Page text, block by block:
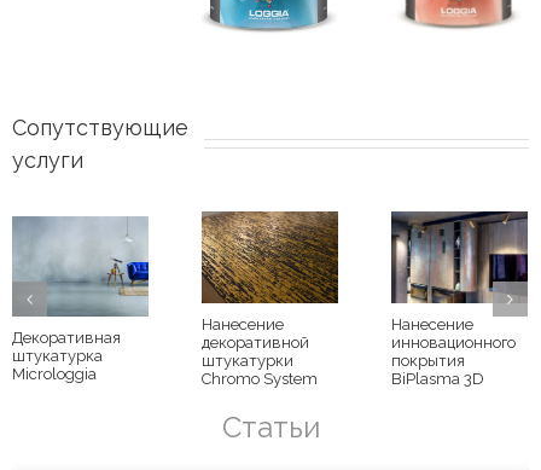
Сопутствующие
услуги
Декоративная
штукатурка
Microloggia
Нанесение
декоративной
штукатурки
Chromo System
Нанесение
инновационного
покрытия
BiPlasma 3D
Статьи